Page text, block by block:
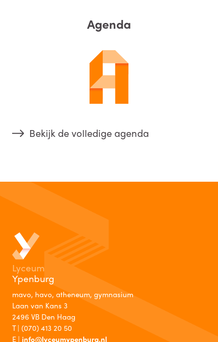
Agenda
Bekijk de volledige agenda
Lyceum
Ypenburg
mavo, havo, atheneum, gymnasium
Laan van Kans 3
2496 VB Den Haag
T | (070) 413 20 50
E | info@lyceumypenburg.nl